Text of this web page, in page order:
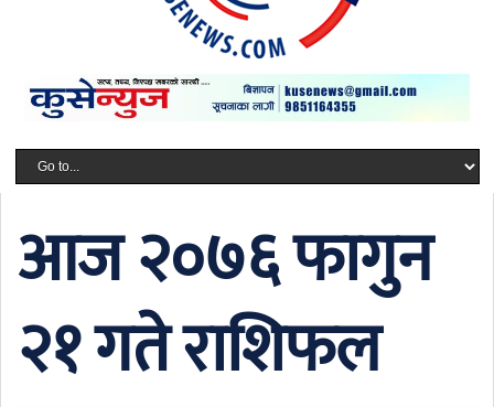
आज २०७६ फागुन
२१ गते राशिफल